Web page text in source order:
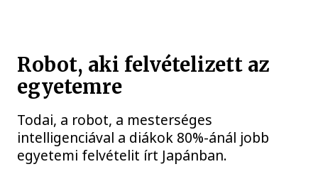
Robot, aki felvételizett az
egyetemre
Todai, a robot, a mesterséges
intelligenciával a diákok 80%-ánál jobb
egyetemi felvételit írt Japánban.